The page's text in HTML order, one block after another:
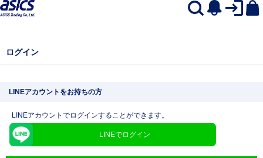
ログイン
LINEアカウントをお持ちの方
LINEアカウントでログインすることができます。
LINEでログイン